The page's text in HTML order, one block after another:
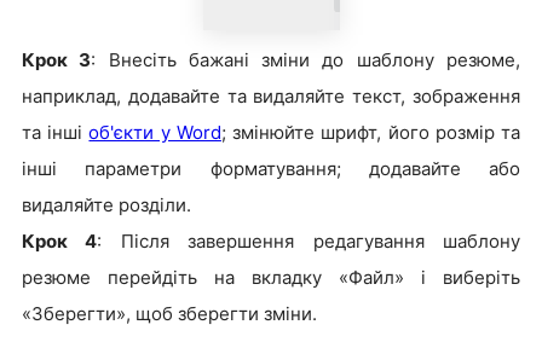
Крок 3: Внесіть бажані зміни до шаблону резюме,
наприклад, додавайте та видаляйте текст, зображення
та іншіоб'єкти у Word; змінюйте шрифт, його розмір та
інші параметри форматування; додавайте або
видаляйте розділи.
Крок 4: Після завершення редагування шаблону
резюме перейдіть на вкладку «Файл» і виберіть
«Зберегти», щоб зберегти зміни.